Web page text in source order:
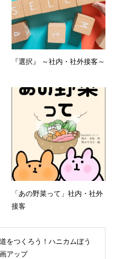
『選択』 ～社内・社外接客～
「あの野菜って」社内・社外
接客
道をつくろう！ハニカムぼう
アップ